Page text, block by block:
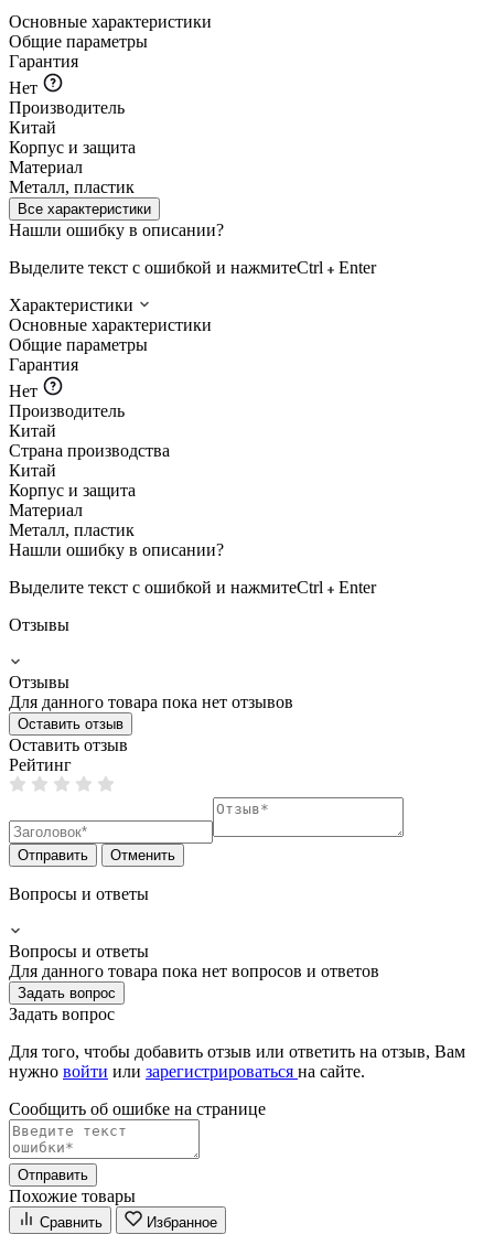
Основные характеристики
Общие параметры
Гарантия
Нет
Производитель
Китай
Корпус и защита
Материал
Металл, пластик
Все характеристики
Нашли ошибку в описании?
Выделите текст с ошибкой и нажмитеCtrl
Enter
Характеристики
Основные характеристики
Общие параметры
Гарантия
Нет
Производитель
Китай
Страна производства
Китай
Корпус и защита
Материал
Металл, пластик
Нашли ошибку в описании?
Выделите текст с ошибкой и нажмитеCtrl
Enter
Отзывы
Отзывы
Для данного товара пока нет отзывов
Оставить отзыв
Оставить отзыв
Рейтинг
Отправить Отменить
Вопросы и ответы
Вопросы и ответы
Для данного товара пока нет вопросов и ответов
Задать вопрос
Задать вопрос
Для того, чтобы добавить отзыв или ответить на отзыв, Вам
нужно войти или зарегистрироваться на сайте.
Сообщить об ошибке на страницe
Отправить
Похожие товары
Сравнить Избранное